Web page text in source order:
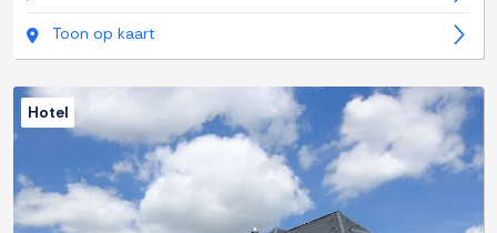
Toon op kaart
Hotel